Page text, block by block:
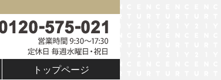
トップページ